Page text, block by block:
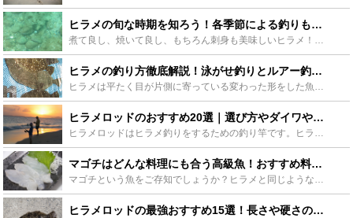
ヒラメの旬な時期を知ろう！各季節による釣りも紹介！ - Leisurego(レジャーゴー)
煮て良し、焼いて良し、もちろん刺身も美味しいヒラメ！また自分で釣って食べるのは更に格別！そしてどの季節でも釣ることが可能なヒラメ。ただし、四季によってコツやポイントがあるため難しく感じてしまうもの。...
ヒラメの釣り方徹底解説！泳がせ釣りとルアー釣りのコツをご紹介！絶品レシピも！ - Leisurego(レジャーゴー)
ヒラメは平たく目が片側に寄っている変わった形をした魚で、天然物は高級魚としても取り扱われます。しかしそんなヒラメは初心者でも意外と簡単に釣ることができるのです。ここではヒラメの生態、釣り方、アクショ...
ヒラメロッドのおすすめ20選｜選び方やダイワやシマノも！ - Leisurego(レジャーゴー)
ヒラメロッドはヒラメ釣りをするための釣り竿です。ヒラメ釣りは年々行う方が増えていて、今や絶大な人気を誇る釣りの一つです。ヒラメ釣りはロッド選びで快適な釣りができます。この記事ではヒラメ釣りのためのヒ...
マゴチはどんな料理にも合う高級魚！おすすめ料理6選と締め方＆さばき方も！ - Leisurego(レジャーゴー)
マゴチという魚をご存知でしょうか？ヒラメと同じような砂地の海に生息し、通の間では高級魚のヒラメにも勝るとも劣らないということで、料亭などでも非常に重宝されています。そんな高級魚のマゴチ、淡白な身なの...
ヒラメロッドの最強おすすめ15選！長さや硬さの選び方も！ - Leisurego(レジャーゴー)